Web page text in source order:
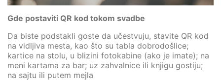
Gde postaviti QR kod tokom svadbe
Da biste podstakli goste da učestvuju, stavite QR kod
na vidljiva mesta, kao što su tabla dobrodošlice;
kartice na stolu, u blizini fotokabine (ako je imate); na
meni kartama za bar; uz zahvalnice ili knjigu gostiju;
na sajtu ili putem mejla